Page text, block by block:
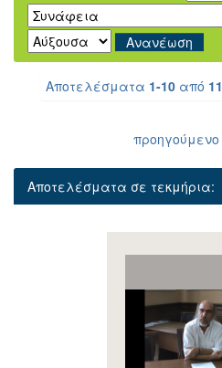
Αποτελέσματα 1-10 από 11
προηγούμενο
Αποτελέσματα σε τεκμήρια: